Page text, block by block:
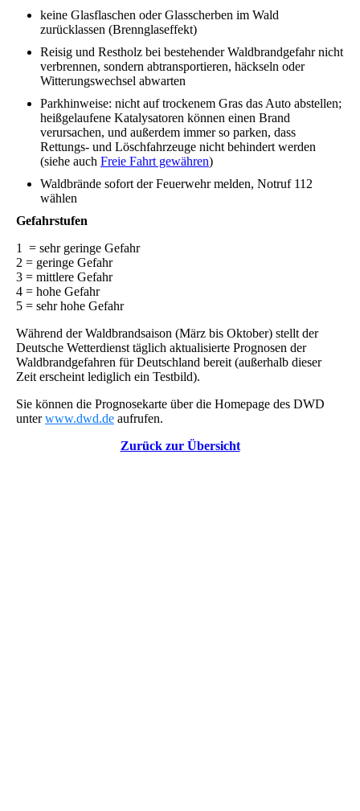
keine Glasflaschen oder Glasscherben im Wald
zurücklassen (Brennglaseffekt)
Reisig und Restholz bei bestehender Waldbrandgefahr nicht
verbrennen, sondern abtransportieren, häckseln oder
Witterungswechsel abwarten
Parkhinweise: nicht auf trockenem Gras das Auto abstellen;
heißgelaufene Katalysatoren können einen Brand
verursachen, und außerdem immer so parken, dass
Rettungs- und Löschfahrzeuge nicht behindert werden
(siehe auch Freie Fahrt gewähren)
Waldbrände sofort der Feuerwehr melden, Notruf 112
wählen
Gefahrstufen
1 = sehr geringe Gefahr
2 = geringe Gefahr
3 = mittlere Gefahr
4 = hohe Gefahr
5 = sehr hohe Gefahr
Während der Waldbrandsaison (März bis Oktober) stellt der
Deutsche Wetterdienst täglich aktualisierte Prognosen der
Waldbrandgefahren für Deutschland bereit (außerhalb dieser
Zeit erscheint lediglich ein Testbild).
Sie können die Prognosekarte über die Homepage des DWD
unterwww.dwd.de aufrufen.
Zurück zur Übersicht